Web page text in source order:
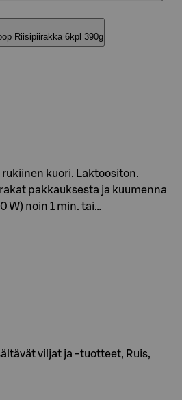
Riisipiirakka 6kpl 390g
kuori. Laktoositon.
pakkauksesta ja kuumenna
W) noin 1 min. tai…
viljat ja -tuotteet, Ruis,